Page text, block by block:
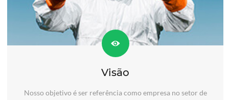
Visão
Nosso objetivo é ser referência como empresa no setor de